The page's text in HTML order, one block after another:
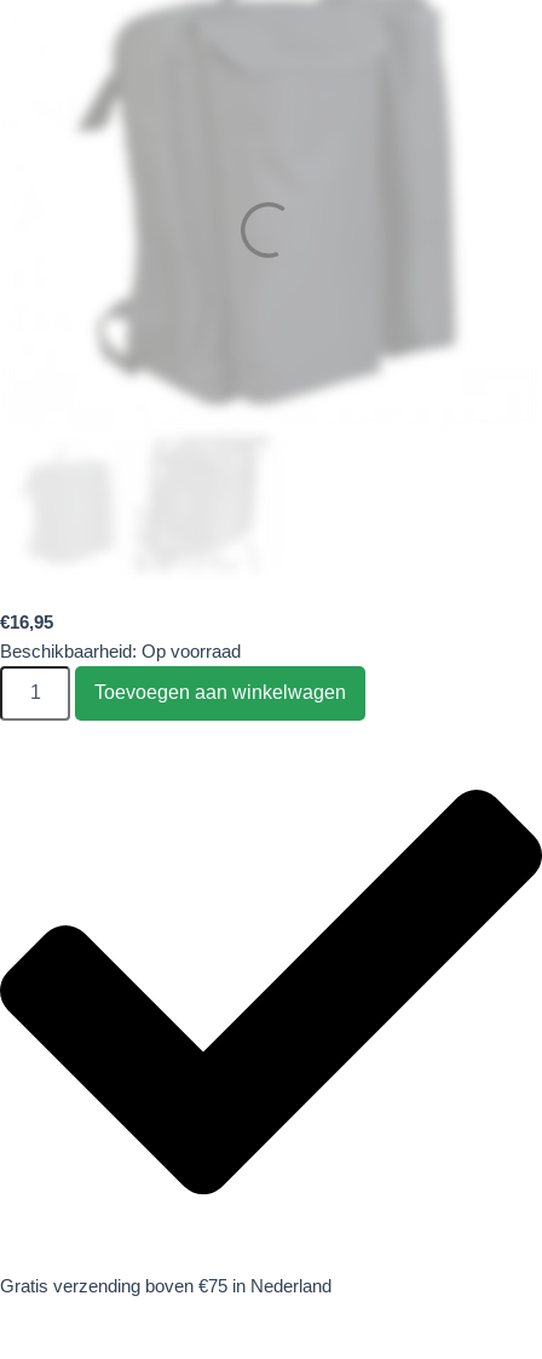
€16,95
Beschikbaarheid: Op voorraad
Toevoegen aan winkelwagen
Gratis verzending boven €75 in Nederland